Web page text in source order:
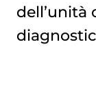
dell’unità